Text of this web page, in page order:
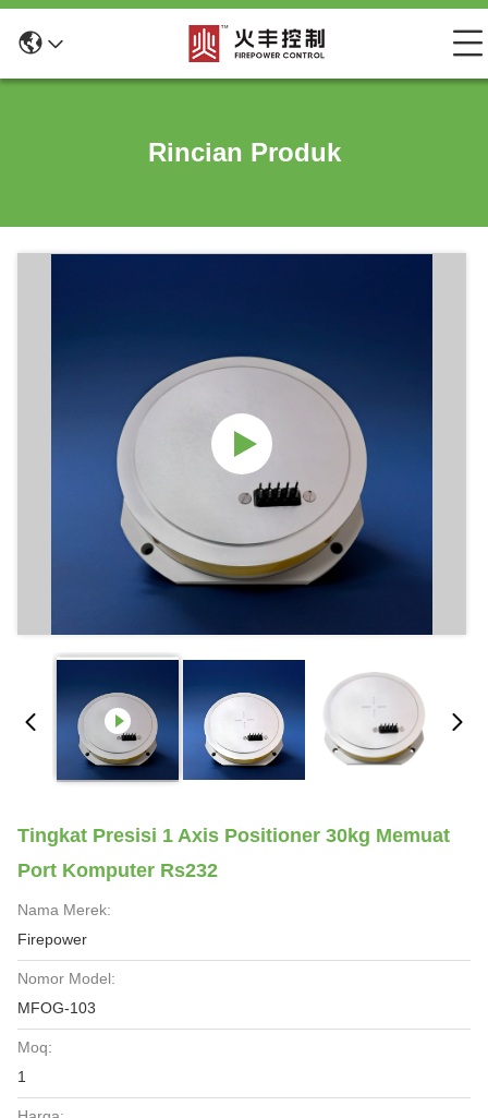
Rincian Produk
Tingkat Presisi 1 Axis Positioner 30kg Memuat
Port Komputer Rs232
Nama Merek:
Firepower
Nomor Model:
MFOG-103
Moq:
1